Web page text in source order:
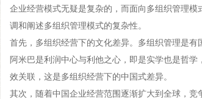
企业经营模式无疑是复杂的，而面向多组织管理
调和阐述多组织管理模式的复杂性。
首先，多组织经营下的文化差异。多组织管理是
阿米巴是利润中心与利他之心，即是实学也是哲
效关联，这是多组织经营下的中国式差异。
其次，随着中国企业经营范围逐渐扩大到全球，